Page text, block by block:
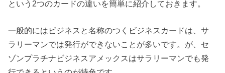
という2つのカードの違いを簡単に紹介しておきます。
一般的にはビジネスと名称のつくビジネスカードは、サ
ラリーマンでは発行ができないことが多いです。が、セ
ゾンプラチナビジネスアメックスはサラリーマンでも発